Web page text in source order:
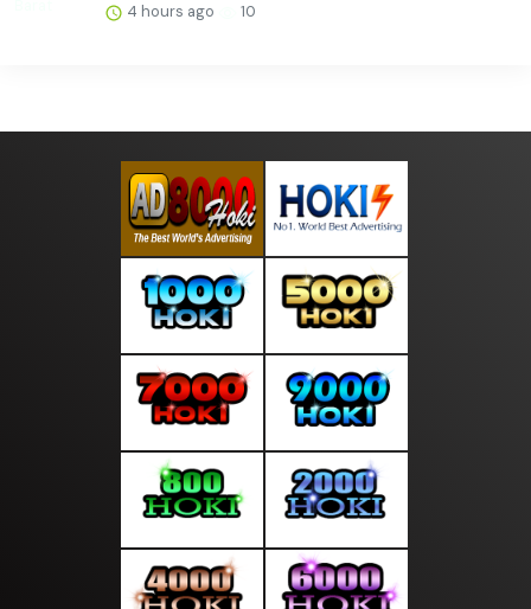
4 hours ago 10